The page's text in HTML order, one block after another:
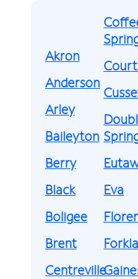
Akron
Anderson
Arley
Baileyton
Berry
Black
Boligee
Brent
Centreville
Eva